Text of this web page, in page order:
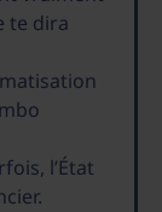
te dira
l’État